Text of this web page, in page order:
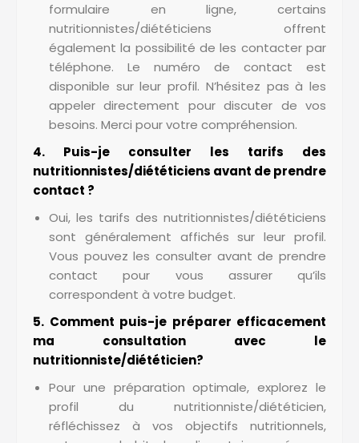
formulaire en ligne, certains
nutritionnistes/diététiciens offrent
également la possibilité de les contacter par
téléphone. Le numéro de contact est
disponible sur leur profil. N’hésitez pas à les
appeler directement pour discuter de vos
besoins. Merci pour votre compréhension.
4. Puis-je consulter les tarifs des
nutritionnistes/diététiciens avant de prendre
contact ?
Oui, les tarifs des nutritionnistes/diététiciens
sont généralement affichés sur leur profil.
Vous pouvez les consulter avant de prendre
contact pour vous assurer qu’ils
correspondent à votre budget.
5. Comment puis-je préparer efficacement
ma consultation avec le
nutritionniste/diététicien?
Pour une préparation optimale, explorez le
profil du nutritionniste/diététicien,
réfléchissez à vos objectifs nutritionnels,